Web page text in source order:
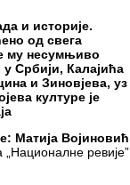
и историје.
од свега
му несумњиво
Србији, Калајића
и Зиновјева, уз
културе је
Матија Војиновић
„Националне ревије”